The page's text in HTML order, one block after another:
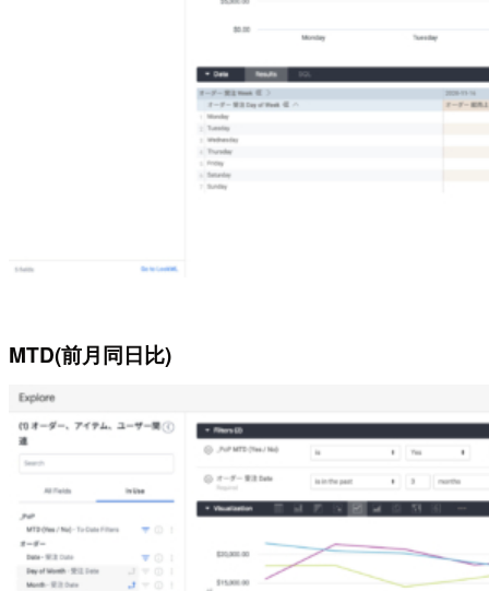
MTD(前月同日比)